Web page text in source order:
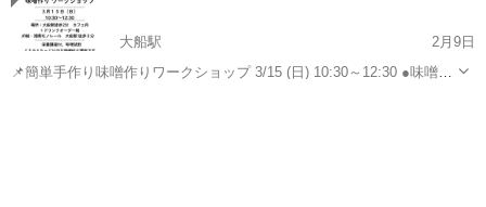
大船駅
2月9日
📌簡単手作り味噌作りワークショップ 3/15 (日) 10:30～12:30 ●味噌１